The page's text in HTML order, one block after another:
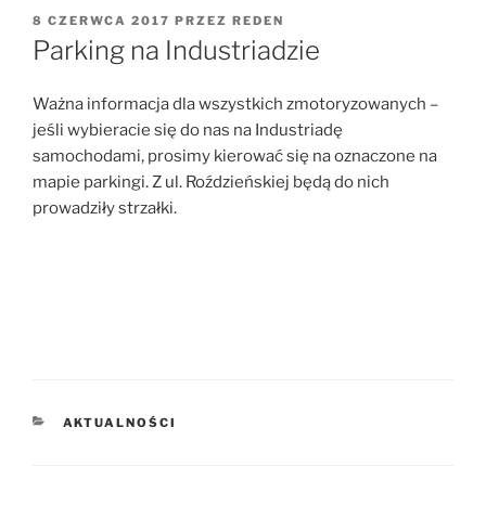
OPUBLIKOWANE
W
8 CZERWCA 2017 PRZEZ REDEN
Parking na Industriadzie
Ważna informacja dla wszystkich zmotoryzowanych –
jeśli wybieracie się do nas na Industriadę
samochodami, prosimy kierować się na oznaczone na
mapie parkingi. Z ul. Roździeńskiej będą do nich
prowadziły strzałki.
KATEGORIE
AKTUALNOŚCI